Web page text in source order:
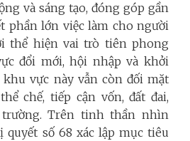
và sáng tạo, đóng góp gần
phần lớn việc làm cho người
thể hiện vai trò tiên phong
đổi mới, hội nhập và khởi
vực này vẫn còn đối mặt
chế, tiếp cận vốn, đất đai,
Trên tinh thần nhìn
quyết số 68 xác lập mục tiêu